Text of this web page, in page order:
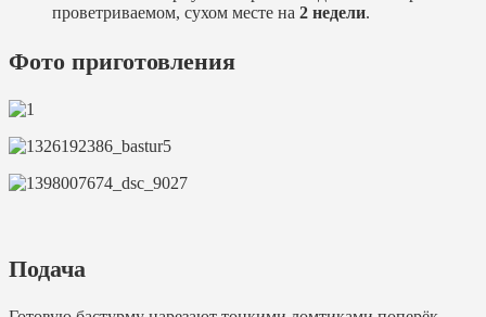
проветриваемом, сухом месте на 2 недели.
Фото приготовления
Подача